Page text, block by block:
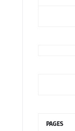
PAGES